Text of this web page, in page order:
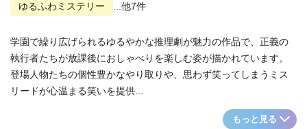
ゆるふわミステリー
...他7件
学園で繰り広げられるゆるやかな推理劇が魅力の作品で、正義の
執行者たちが放課後におしゃべりを楽しむ姿が描かれています。
登場人物たちの個性豊かなやり取りや、思わず笑ってしまうミス
リードが心温まる笑いを提供...
もっと見る